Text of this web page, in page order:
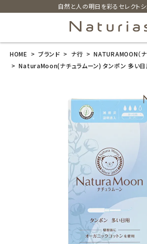
自然と人の明日を彩るセレクトシ
search
HOME ブランド ナ行
NATURAMOON（ナ
NaturaMoon(ナチュラムーン) タンポン 多い